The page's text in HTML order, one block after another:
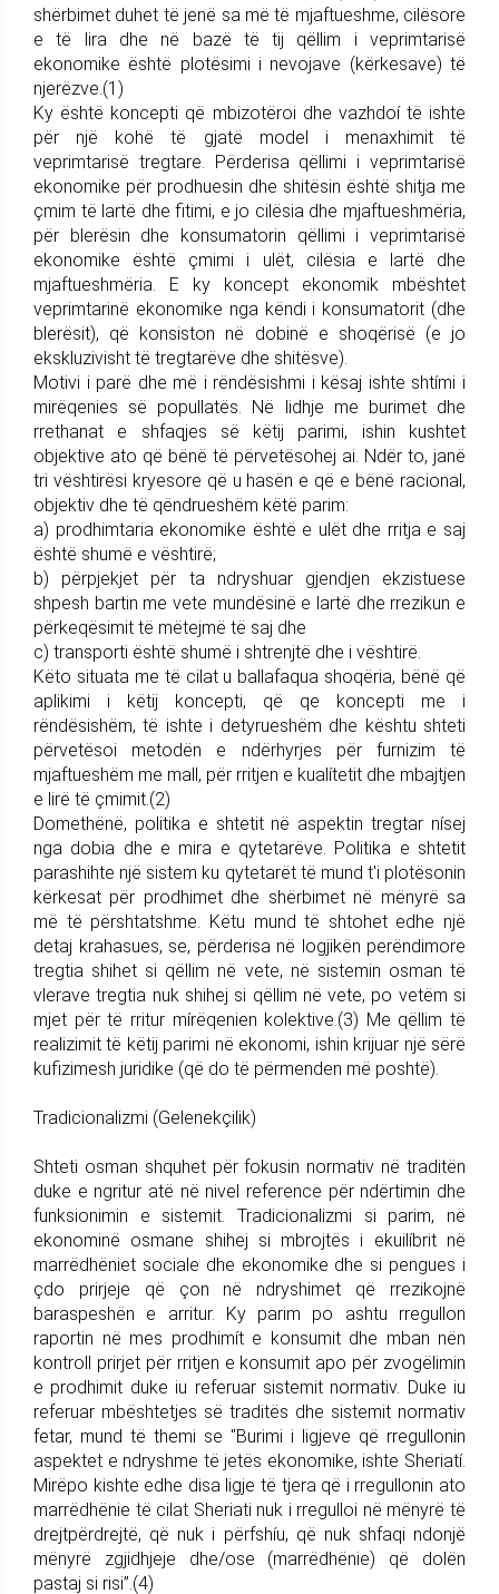
shërbimet duhet të jenë sa më të mjaftueshme, cilësore
e të lira dhe në bazë të tij qëllim i veprimtarisë
ekonomike është plotësimi i nevojave (kërkesave) të
njerëzve.(1)
Ky është koncepti që mbizotëroi dhe vazhdoí të ishte
për një kohë të gjatë model i menaxhimit të
veprimtarisë tregtare. Përderisa qëllimi i veprimtarisë
ekonomike për prodhuesin dhe shitësin është shitja me
çmim të lartë dhe fitimi, e jo cilësia dhe mjaftueshmëria,
për blerësin dhe konsumatorin qëllimi i veprimtarisë
ekonomike është çmimi i ulët, cilësia e lartë dhe
mjaftueshmëria. E ky koncept ekonomik mbështet
veprimtarinë ekonomike nga këndi i konsumatorit (dhe
blerësit), që konsiston në dobinë e shoqërisë (e jo
ekskluzivisht të tregtarëve dhe shitësve).
Motivi i parë dhe më i rëndësishmi i kësaj ishte shtími i
mirëqenies së popullatës. Në lidhje me burimet dhe
rrethanat e shfaqjes së këtij parimi, ishin kushtet
objektive ato që bënë të përvetësohej ai. Ndër to, janë
tri vështirësi kryesore që u hasën e që e bënë racional,
objektiv dhe të qëndrueshëm këtë parim:
a) prodhimtaria ekonomike është e ulët dhe rritja e saj
është shumë e vështirë;
b) përpjekjet për ta ndryshuar gjendjen ekzistuese
shpesh bartin me vete mundësinë e lartë dhe rrezikun e
përkeqësimit të mëtejmë të saj dhe
c) transporti është shumë i shtrenjtë dhe i vështirë.
Këto situata me të cilat u ballafaqua shoqëria, bënë që
aplikimi i këtij koncepti, që qe koncepti me i
rëndësishëm, të ishte i detyrueshëm dhe kështu shteti
përvetësoi metodën e ndërhyrjes për furnizim të
mjaftueshëm me mall, për rritjen e kualítetit dhe mbajtjen
e lirë të çmimit.(2)
Domethënë, politika e shtetit në aspektin tregtar nísej
nga dobia dhe e mira e qytetarëve. Politika e shtetit
parashihte një sistem ku qytetarët të mund t'i plotësonin
kërkesat për prodhimet dhe shërbimet në mënyrë sa
më të përshtatshme. Këtu mund të shtohet edhe një
detaj krahasues, se, përderisa në logjikën perëndimore
tregtia shihet si qëllim në vete, në sistemin osman të
vlerave tregtia nuk shihej si qëllim në vete, po vetëm si
mjet për të rritur mírëqenien kolektive.(3) Me qëllim të
realizimit të këtij parimi në ekonomi, ishin krijuar një sërë
kufizimesh juridike (që do të përmenden më poshtë).
Tradicionalizmi (Gelenekçilik)
Shteti osman shquhet për fokusin normativ në traditën
duke e ngritur atë në nivel reference për ndërtimin dhe
funksionimin e sistemit. Tradicionalizmi si parim, në
ekonominë osmane shihej si mbrojtës i ekuilíbrit në
marrëdhëniet sociale dhe ekonomike dhe si pengues i
çdo prirjeje që çon në ndryshimet që rrezikojnë
baraspeshën e arritur. Ky parim po ashtu rregullon
raportin në mes prodhimít e konsumit dhe mban nën
kontroll prirjet për rritjen e konsumit apo për zvogëlimin
e prodhimit duke iu referuar sistemit normativ. Duke iu
referuar mbështetjes së traditës dhe sistemit normativ
fetar, mund të themi se "Burimi i ligjeve që rregullonin
aspektet e ndryshme të jetës ekonomike, ishte Sheriatí.
Mirëpo kishte edhe disa ligje të tjera që i rregullonin ato
marrëdhënie të cilat Sheriati nuk i rregulloi në mënyrë të
drejtpërdrejtë, që nuk i përfshíu, që nuk shfaqi ndonjë
mënyrë zgjidhjeje dhe/ose (marrëdhënie) që dolën
pastaj si risi”.(4)